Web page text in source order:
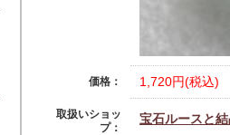
価格： 1,720円(税込)
取扱いショッ
プ：
宝石ルースと